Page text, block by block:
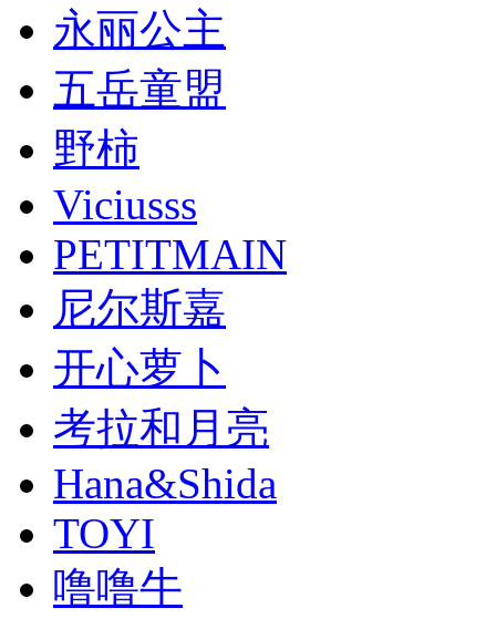
​永丽公主
五岳童盟
野柿
Viciusss
PETITMAIN
尼尔斯嘉
开心萝卜
考拉和月亮
Hana&Shida
TOYI
噜噜牛